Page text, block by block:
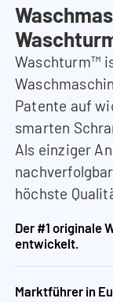
Waschturm™
Patente auf
smarten
Als einziger
höchste
Der #1 originale
entwickelt.
Marktführer in